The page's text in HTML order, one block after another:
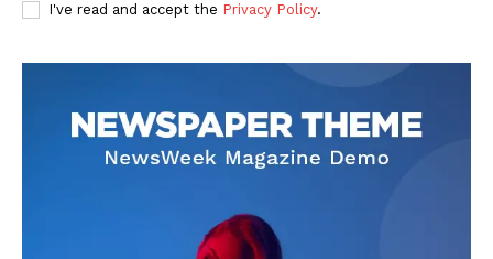
I've read and accept the Privacy Policy.